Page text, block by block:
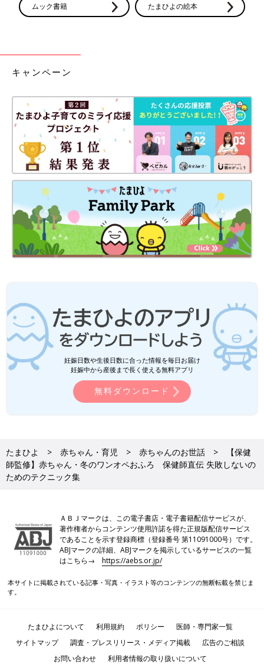
ムック書籍 たまひよの絵本
キャンペーン
妊娠日数や生後日数に合った情報を毎日お届け
妊娠中から産後まで長く使える無料アプリ
無料ダウンロード
たまひよ 赤ちゃん・育児 赤ちゃんのお世話
【保健
師監修】赤ちゃん・冬のワンオペおふろ 保健師直伝 失敗しないの
ためのテクニック集
ＡＢＪマークは、この電子書店・電子書籍配信サービスが、
著作権者からコンテンツ使用許諾を得た正規版配信サービス
であることを示す登録商標（登録番号 第11091000号）です。
ABJマークの詳細、ABJマークを掲示しているサービスの一覧
はこちら→https://aebs.or.jp/
本サイトに掲載されている記事・写真・イラスト等のコンテンツの無断転載を禁じま
す。
たまひよについて 利用規約 ポリシー
医師・専門家一覧
サイトマップ
調査・プレスリリース・メディア掲載
広告のご相談
お問い合わせ
利用者情報の取り扱いについて